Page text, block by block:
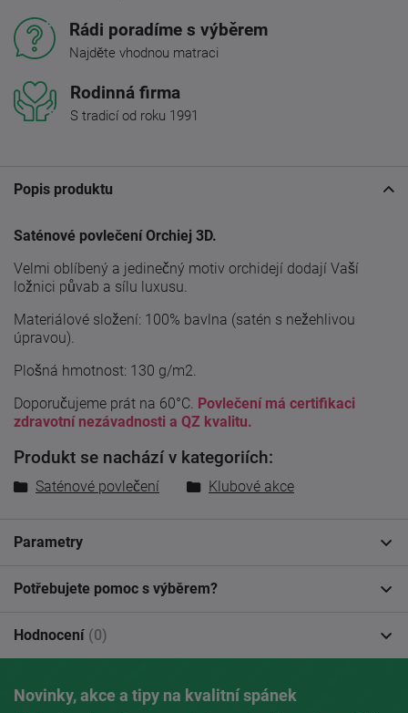
Rádi poradíme s výběrem
Najděte vhodnou matraci
Rodinná firma
S tradicí od roku 1991
Popis produktu
Saténové povlečení Orchiej 3D.
Velmi oblíbený a jedinečný motiv orchidejí dodají Vaší
ložnici půvab a sílu luxusu.
Materiálové složení: 100% bavlna (satén s nežehlivou
úpravou).
Plošná hmotnost: 130 g/m2.
Doporučujeme prát na 60°C. Povlečení má certifikaci
zdravotní nezávadnosti a QZ kvalitu.
Produkt se nachází v kategoriích:
Saténové povlečení Klubové akce
Parametry
Potřebujete pomoc s výběrem?
Hodnocení (0)
Novinky, akce a tipy na kvalitní spánek